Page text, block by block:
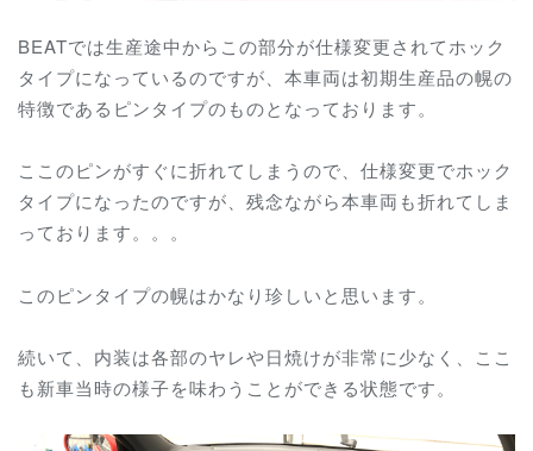
BEATでは生産途中からこの部分が仕様変更されてホック
タイプになっているのですが、本車両は初期生産品の幌の
特徴であるピンタイプのものとなっております。
ここのピンがすぐに折れてしまうので、仕様変更でホック
タイプになったのですが、残念ながら本車両も折れてしま
っております。。。
このピンタイプの幌はかなり珍しいと思います。
続いて、内装は各部のヤレや日焼けが非常に少なく、ここ
も新車当時の様子を味わうことができる状態です。